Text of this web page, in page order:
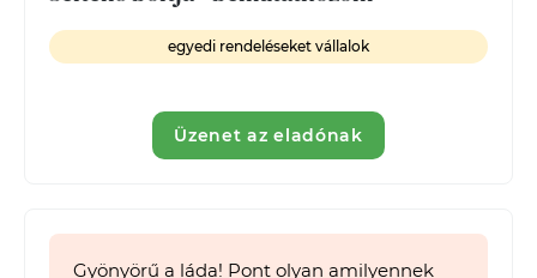
egyedi rendeléseket vállalok
Üzenet az eladónak
Gyönyörű a láda! Pont olyan amilyennek